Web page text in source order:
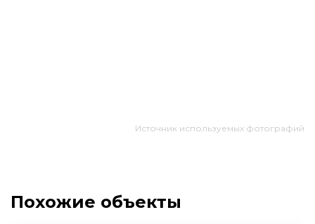
Источник используемых фотографий
Похожие объекты